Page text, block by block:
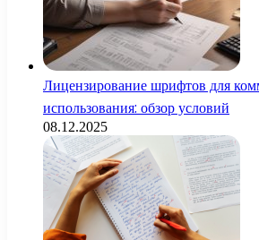
Лицензирование шрифтов для
использования: обзор условий
08.12.2025